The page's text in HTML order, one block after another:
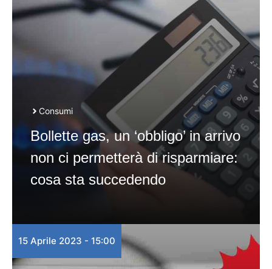
Consumi
Bollette gas, un ‘obbligo’ in arrivo
non ci permetterà di risparmiare:
cosa sta succedendo
15 Aprile 2023 - 15:00